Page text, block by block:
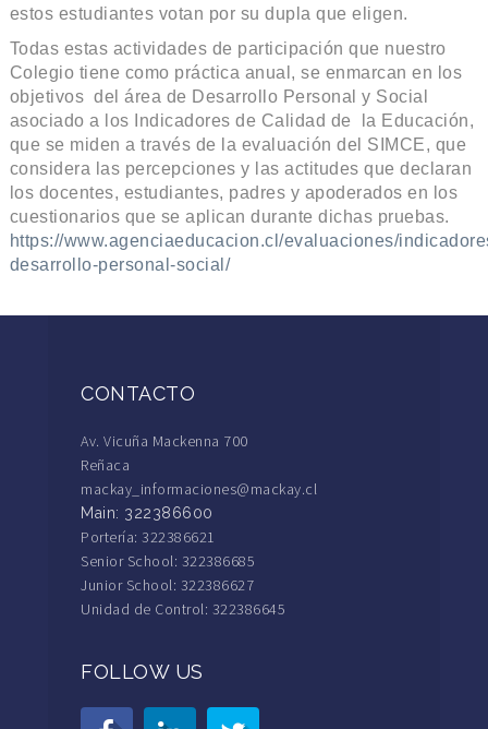
estos estudiantes votan por su dupla que eligen.
Todas estas actividades de participación que nuestro
Colegio tiene como práctica anual, se enmarcan en los
objetivos del área de Desarrollo Personal y Social
asociado a los Indicadores de Calidad de la Educación,
que se miden a través de la evaluación del SIMCE, que
considera las percepciones y las actitudes que declaran
los docentes, estudiantes, padres y apoderados en los
cuestionarios que se aplican durante dichas pruebas.
https://www.agenciaeducacion.cl/evaluaciones/
desarrollo-personal-social/
CONTACTO
Av. Vicuña Mackenna 700
Reñaca
mackay_informaciones@mackay.cl
Main: 322386600
Portería: 322386621
Senior School: 322386685
Junior School: 322386627
Unidad de Control: 322386645
FOLLOW US